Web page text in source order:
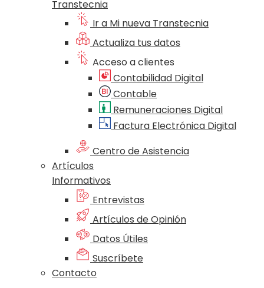
Transtecnia
Ir a Mi nueva Transtecnia
Actualiza tus datos
Acceso a clientes
Contabilidad Digital
Contable
Remuneraciones Digital
Factura Electrónica Digital
Centro de Asistencia
Artículos
Informativos
Entrevistas
Artículos de Opinión
Datos Útiles
Suscríbete
Contacto